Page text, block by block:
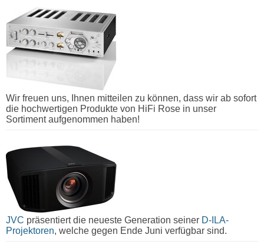
Wir freuen uns, Ihnen mitteilen zu können, dass wir ab sofort
die hochwertigen Produkte von HiFi Rose in unser
Sortiment aufgenommen haben!
JVC präsentiert die neueste Generation seiner D-ILA-
Projektoren, welche gegen Ende Juni verfügbar sind.